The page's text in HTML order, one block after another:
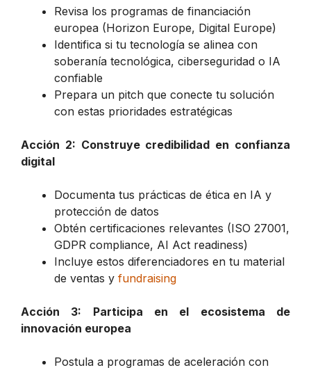
Revisa los programas de financiación
europea (Horizon Europe, Digital Europe)
Identifica si tu tecnología se alinea con
soberanía tecnológica, ciberseguridad o IA
confiable
Prepara un pitch que conecte tu solución
con estas prioridades estratégicas
Acción 2: Construye credibilidad en confianza
digital
Documenta tus prácticas de ética en IA y
protección de datos
Obtén certificaciones relevantes (ISO 27001,
GDPR compliance, AI Act readiness)
Incluye estos diferenciadores en tu material
de ventas y fundraising
Acción 3: Participa en el ecosistema de
innovación europea
Postula a programas de aceleración con